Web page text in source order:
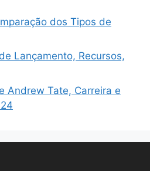
dos Tipos de
Lançamento, Recursos,
Andrew Tate, Carreira e